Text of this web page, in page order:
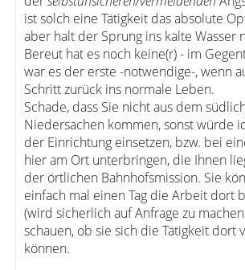
ist solch eine Tätigkeit das absolute
aber halt der Sprung ins kalte Wasser
Bereut hat es noch keine(r) - im
war es der erste -notwendige-, wenn
Schritt zurück ins normale Leben.
Schade, dass Sie nicht aus dem
Niedersachen kommen, sonst würde
der Einrichtung einsetzen, bzw. bei
hier am Ort unterbringen, die Ihnen
der örtlichen Bahnhofsmission. Sie
einfach mal einen Tag die Arbeit dort
(wird sicherlich auf Anfrage zu
schauen, ob sie sich die Tätigkeit dort
können.